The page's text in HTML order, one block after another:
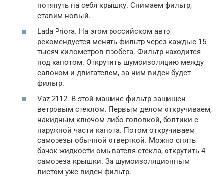
потянуть на себя крышку. Снимаем фильтр,
ставим новый.
Lada Priora. На этом российском авто
рекомендуется менять фильтр через каждые 15
тысяч километров пробега. Фильтр находится
под капотом. Открутить шумоизоляцию между
салоном и двигателем, за ним виден будет
фильтр.
Vaz 2112. В этой машине фильтр защищен
ветровым стеклом. Первым делом откручиваем,
накидным ключом либо головкой, болтики с
наружной части капота. Потом откручиваем
саморезы обычной отверткой. Можно снять
бачок жидкости омывателя стекла, открутить 4
самореза крышки. За шумоизоляционным
листом уже виден фильтр.